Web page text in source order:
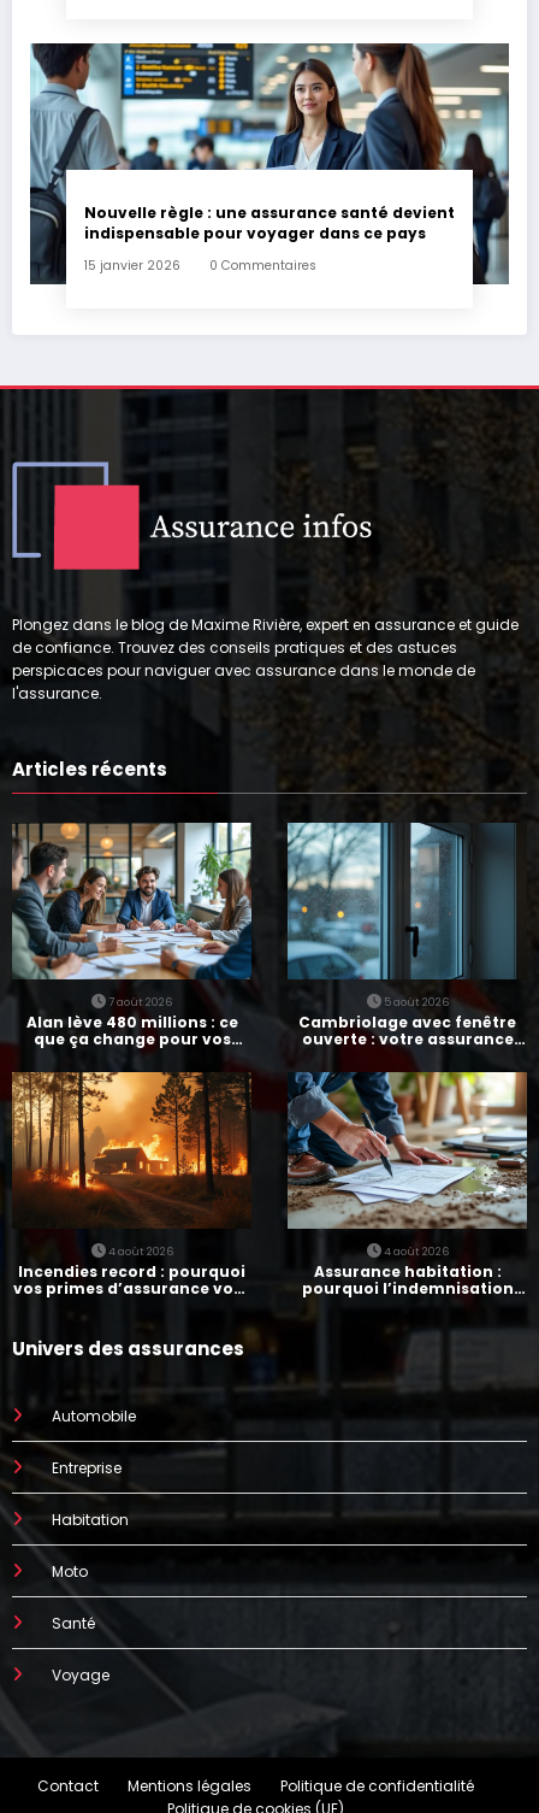
Nouvelle règle : une assurance santé devient
indispensable pour voyager dans ce pays
15 janvier 2026 0 Commentaires
Plongez dans le blog de Maxime Rivière, expert en assurance et guide
de confiance. Trouvez des conseils pratiques et des astuces
perspicaces pour naviguer avec assurance dans le monde de
l'assurance.
Articles récents
7 août 2026
Alan lève 480 millions : ce
que ça change pour vos
assurances
5 août 2026
Cambriolage avec fenêtre
ouverte : votre assurance
paie-t-elle ?
4 août 2026
Incendies record : pourquoi
vos primes d’assurance vont
4 août 2026
Assurance habitation :
pourquoi l’indemnisation
prend parfois 7 mois
Univers des assurances
Automobile
Entreprise
Habitation
Moto
Santé
Voyage
Contact Mentions légales
Politique de confidentialité
Politique de cookies (UE)